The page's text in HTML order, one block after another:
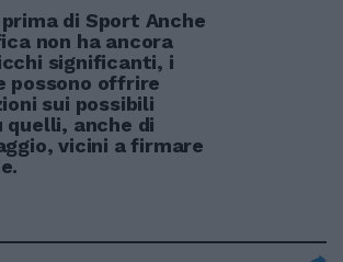
di Sport Anche
non ha ancora
significanti, i
possono offrire
sui possibili
quelli, anche di
vicini a firmare